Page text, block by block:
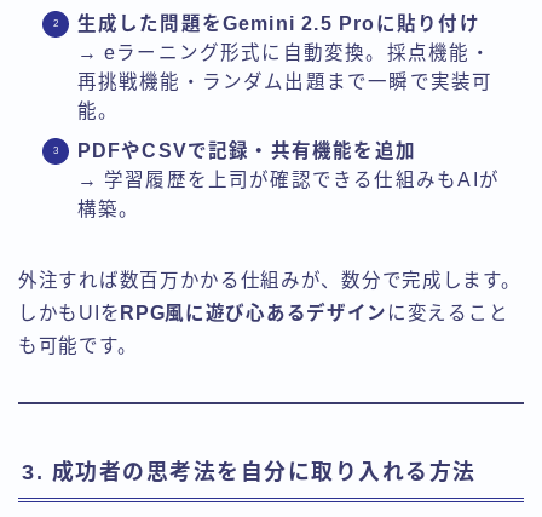
生成した問題をGemini 2.5 Proに貼り付け
→ eラーニング形式に自動変換。採点機能・
再挑戦機能・ランダム出題まで一瞬で実装可
能。
PDFやCSVで記録・共有機能を追加
→ 学習履歴を上司が確認できる仕組みもAIが
構築。
外注すれば数百万かかる仕組みが、数分で完成します。
しかもUIを RPG風に遊び心あるデザイン に変えること
も可能です。
3. 成功者の思考法を自分に取り入れる方法